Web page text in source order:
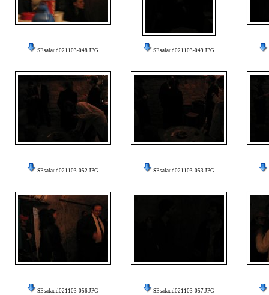
SEsalaud021103-048.JPG SEsalaud021103-049.JPG
SEsalaud021103-052.JPG SEsalaud021103-053.JPG
SEsalaud021103-056.JPG SEsalaud021103-057.JPG